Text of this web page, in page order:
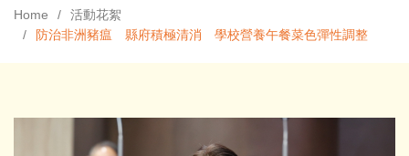
Home
活動花絮
防治非洲豬瘟 縣府積極清消 學校營養午餐菜色彈性調整